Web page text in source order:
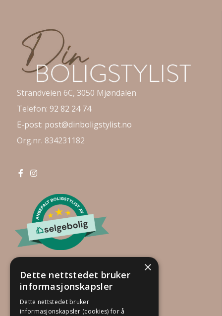
Strandveien 6C, 3050 Mjøndalen
Telefon: 92 82 24 74
E-post: post@dinboligstylist.no
Org.nr. 834231182
×
Dette nettstedet bruker
informasjonskapsler
Dette nettstedet bruker
informasjonskapsler (cookies) for å